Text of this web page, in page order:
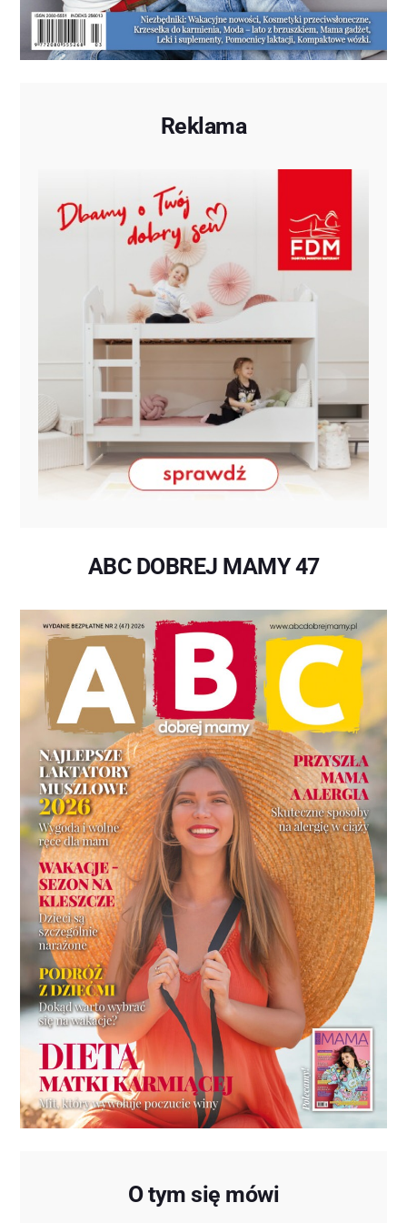
Reklama
ABC DOBREJ MAMY 47
O tym się mówi